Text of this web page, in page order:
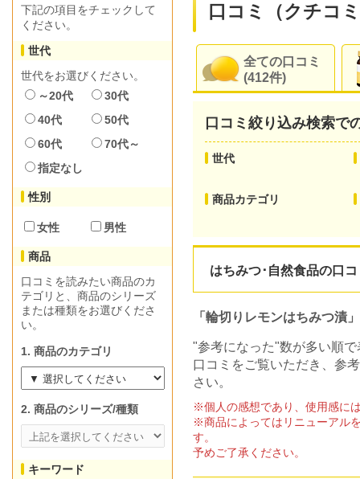
口コミ（クチコ
全ての口コミ
(412件)
口コミ絞り込み検索で
世代
商品カテゴリ
はちみつ･自然食品の口
「輪切りレモンはちみつ漬
"参考になった"数が多い順
口コミをご覧いただき、参
さい。
※個人の感想であり、使用感に
※商品によってはリニューアル
す。
予めご了承ください。
下記の項目をチェックして
ください。
世代
世代をお選びください。
～20代
30代
40代
50代
60代
70代～
指定なし
性別
女性 男性
商品
口コミを読みたい商品のカ
テゴリと、商品のシリーズ
または種類をお選びくださ
い。
1. 商品のカテゴリ
2. 商品のシリーズ/種類
キーワード